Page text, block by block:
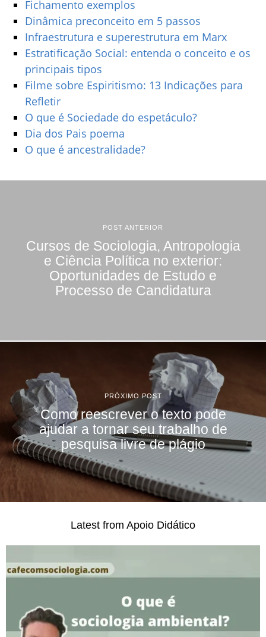
Fichamento exemplos
Dinâmica preconceito em 5 passos
Infraestrutura e superestrutura em Marx
Estratificação Social: entenda o conceito e os
principais tipos
Filme sobre Espiritismo: 13 Indicações para
Refletir
O que é Sociedade do espetáculo?
Dia dos Pais poema
O que é ancestralidade?
POST ANTERIOR
Cursos de Sociologia, Antropologia
e Ciência Política no exterior:
Oportunidades de Estudo e
Processo de Candidatura
PRÓXIMO POST
Como reescrever o texto pode
ajudar a tornar seu trabalho de
pesquisa livre de plágio
Latest from Apoio Didático